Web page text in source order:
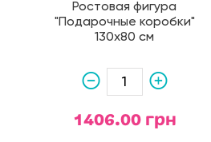
Ростовая фигура
"Подарочные коробки"
130х80 см
1406.00 грн